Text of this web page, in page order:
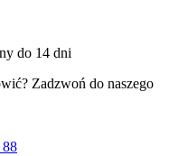
do 14 dni
Zadzwoń do naszego
88